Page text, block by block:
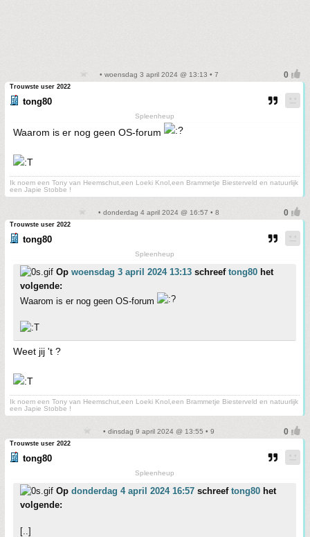
• woensdag 3 april 2024 @ 13:13 • 7
Trouwste user 2022
tong80
Spleenheup
Waarom is er nog geen OS-forum
Ik noem een Tony van Heemschut,een Loeki Knol,een Brammetje Biesterveld en natuurlijk
een Japie Stobbe !
• donderdag 4 april 2024 @ 16:57 • 8
Trouwste user 2022
tong80
Spleenheup
Op woensdag 3 april 2024 13:13 schreef tong80 het
volgende:
Waarom is er nog geen OS-forum
Weet jij 't ?
Ik noem een Tony van Heemschut,een Loeki Knol,een Brammetje Biesterveld en natuurlijk
een Japie Stobbe !
• dinsdag 9 april 2024 @ 13:55 • 9
Trouwste user 2022
tong80
Spleenheup
Op donderdag 4 april 2024 16:57 schreef tong80 het
volgende:
[..]